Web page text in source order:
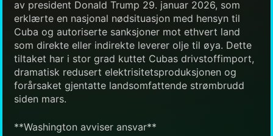
av president Donald Trump 29. januar 2026, som
erklærte en nasjonal nødsituasjon med hensyn til
Cuba og autoriserte sanksjoner mot ethvert land
som direkte eller indirekte leverer olje til øya. Dette
tiltaket har i stor grad kuttet Cubas drivstoffimport,
dramatisk redusert elektrisitetsproduksjonen og
forårsaket gjentatte landsomfattende strømbrudd
siden mars.
**Washington avviser ansvar**